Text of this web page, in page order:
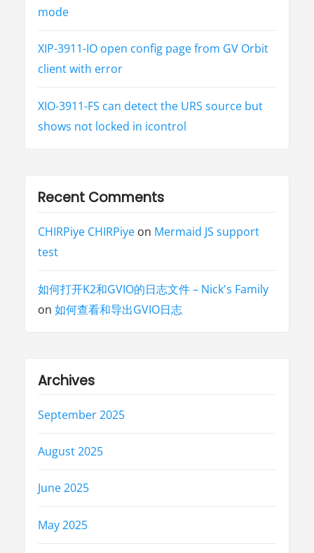
a
t
i
o
mode
XIP-3911-IO open config page from GV Orbit
client with error
XIO-3911-FS can detect the URS source but
shows not locked in icontrol
Recent Comments
CHIRPiye CHIRPiyeon Mermaid JS support
test
如何打开K2和GVIO的日志文件 – Nick's Family
on 如何查看和导出GVIO日志
Archives
September 2025
August 2025
June 2025
May 2025